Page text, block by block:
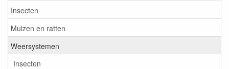
Insecten
Muizen en ratten
Weersystemen
Insecten